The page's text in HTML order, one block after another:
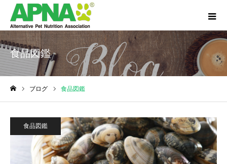
食品図鑑
ブログ 食品図鑑
食品図鑑